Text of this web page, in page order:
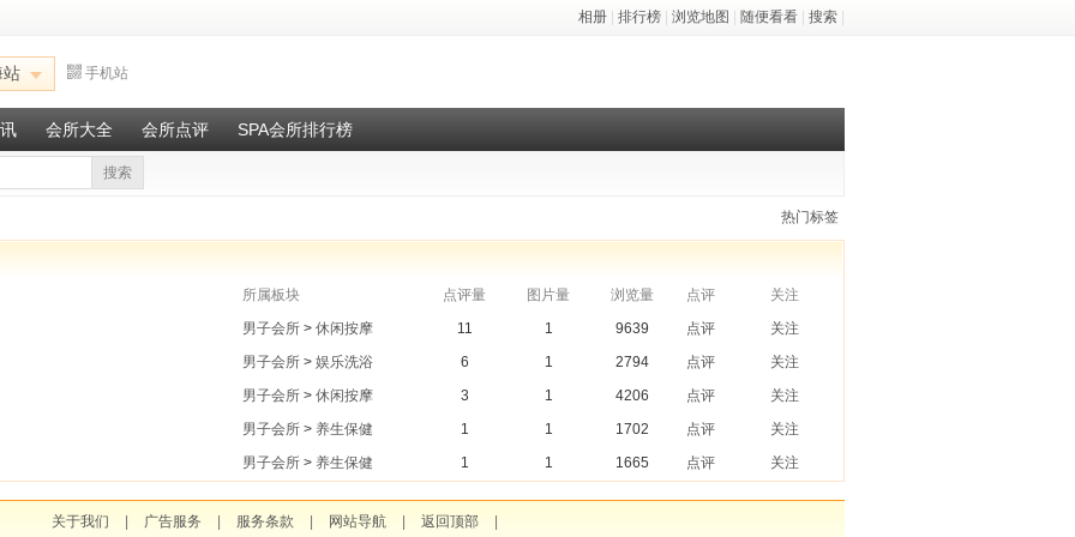
相册 排行榜 浏览地图 随便看看 搜索
站 手机站
会所大全 会所点评 SPA会所排行榜
搜索
热门标签
所属板块 点评量 图片量 浏览量 点评
关注
男子会所 > 休闲按摩 11 1 9639 点评
关注
男子会所 > 娱乐洗浴 6 1 2794 点评
关注
男子会所 > 休闲按摩 3 1 4206 点评
关注
男子会所 > 养生保健 1 1 1702 点评
关注
男子会所 > 养生保健 1 1 1665 点评 关注
关于我们 广告服务 服务条款 网站导航 返回顶部